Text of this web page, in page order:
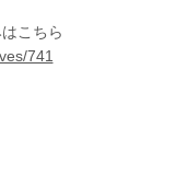
こちら
741